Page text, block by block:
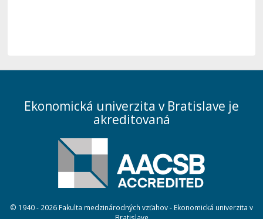
Ekonomická univerzita v Bratislave je
akreditovaná
© 1940 - 2026 Fakulta medzinárodných vzťahov - Ekonomická univerzita v